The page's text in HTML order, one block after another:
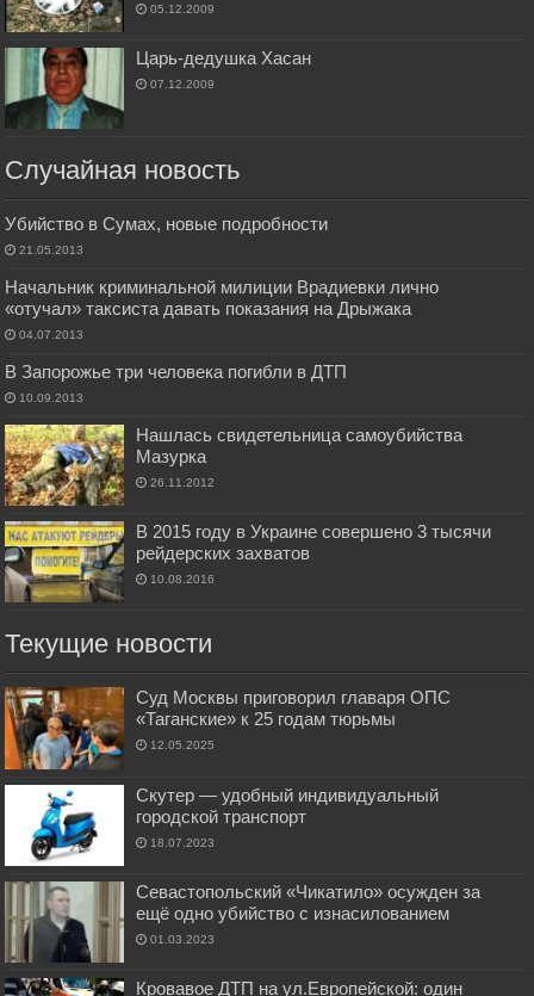
05.12.2009
Царь-дедушка Хасан
07.12.2009
Случайная новость
Убийство в Сумах, новые подробности
21.05.2013
Начальник криминальной милиции Врадиевки лично
«отучал» таксиста давать показания на Дрыжака
04.07.2013
В Запорожье три человека погибли в ДТП
10.09.2013
Нашлась свидетельница самоубийства
Мазурка
26.11.2012
В 2015 году в Украине совершено 3 тысячи
рейдерских захватов
10.08.2016
Текущие новости
Суд Москвы приговорил главаря ОПС
«Таганские» к 25 годам тюрьмы
12.05.2025
Скутер — удобный индивидуальный
городской транспорт
18.07.2023
Севастопольский «Чикатило» осужден за
ещё одно убийство с изнасилованием
01.03.2023
Кровавое ДТП на ул.Европейской: один